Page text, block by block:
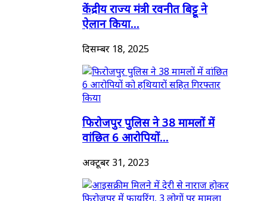
केंद्रीय राज्य मंत्री रवनीत बिट्टू ने
ऐलान किया...
दिसम्बर 18, 2025
फिरोजपुर पुलिस ने 38 मामलों में
वांछित 6 आरोपियों...
अक्टूबर 31, 2023